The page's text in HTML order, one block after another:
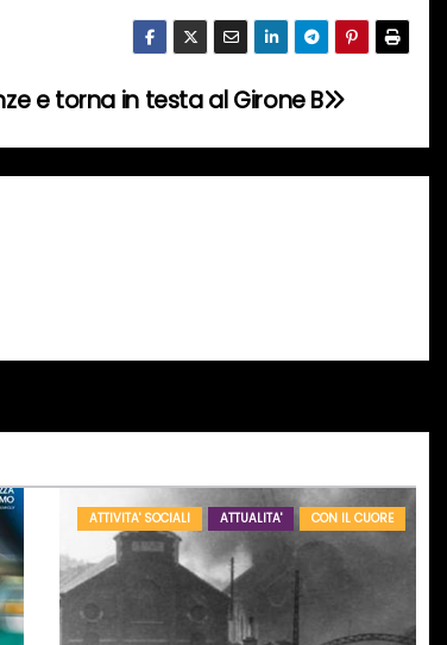
e torna in testa al Girone B
ATTIVITA' SOCIALI ATTUALITA' CON IL CUORE